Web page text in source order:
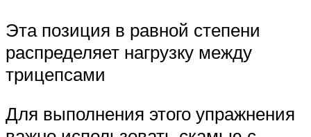
Эта позиция в равной степени
распределяет нагрузку между
трицепсами
Для выполнения этого упражнения